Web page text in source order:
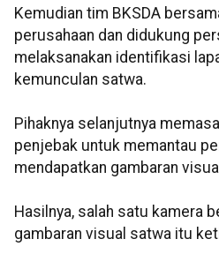
Kemudian tim BKSDA
perusahaan dan didukung
melaksanakan identifikasi
kemunculan satwa.
Pihaknya selanjutnya
penjebak untuk memantau
mendapatkan gambaran
Hasilnya, salah satu kamera
gambaran visual satwa itu